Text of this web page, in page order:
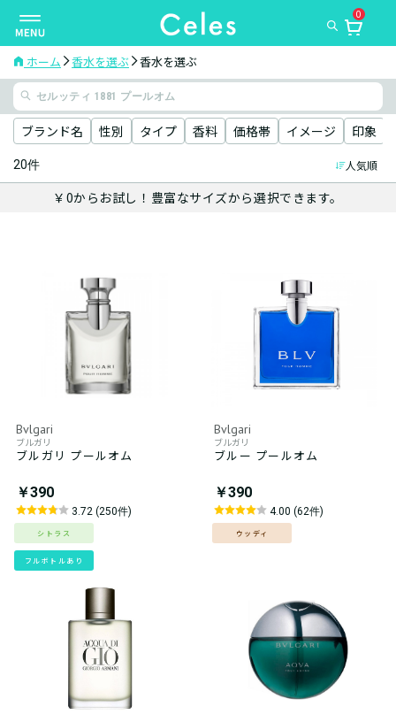
ナ
ビ
ゲ
ー
シ
ョ
ン
を
0
ホーム 香水を選ぶ 香水を選ぶ
ブランド名 性別 タイプ 香料 価格帯 イメージ 印象
20件 人気順
￥0からお試し！豊富なサイズから選択できます。
Bvlgari
ブルガリ
ブルガリ プールオム
￥390
3.72 (250件)
シトラス
フルボトルあり
Bvlgari
ブルガリ
ブルー プールオム
￥390
4.00 (62件)
ウッディ